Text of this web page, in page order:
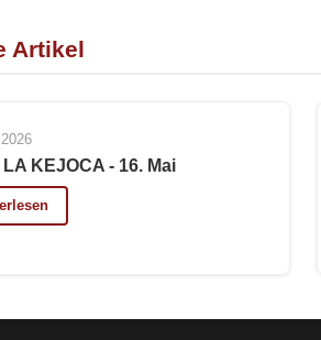
Artikel
LA KEJOCA - 16. Mai